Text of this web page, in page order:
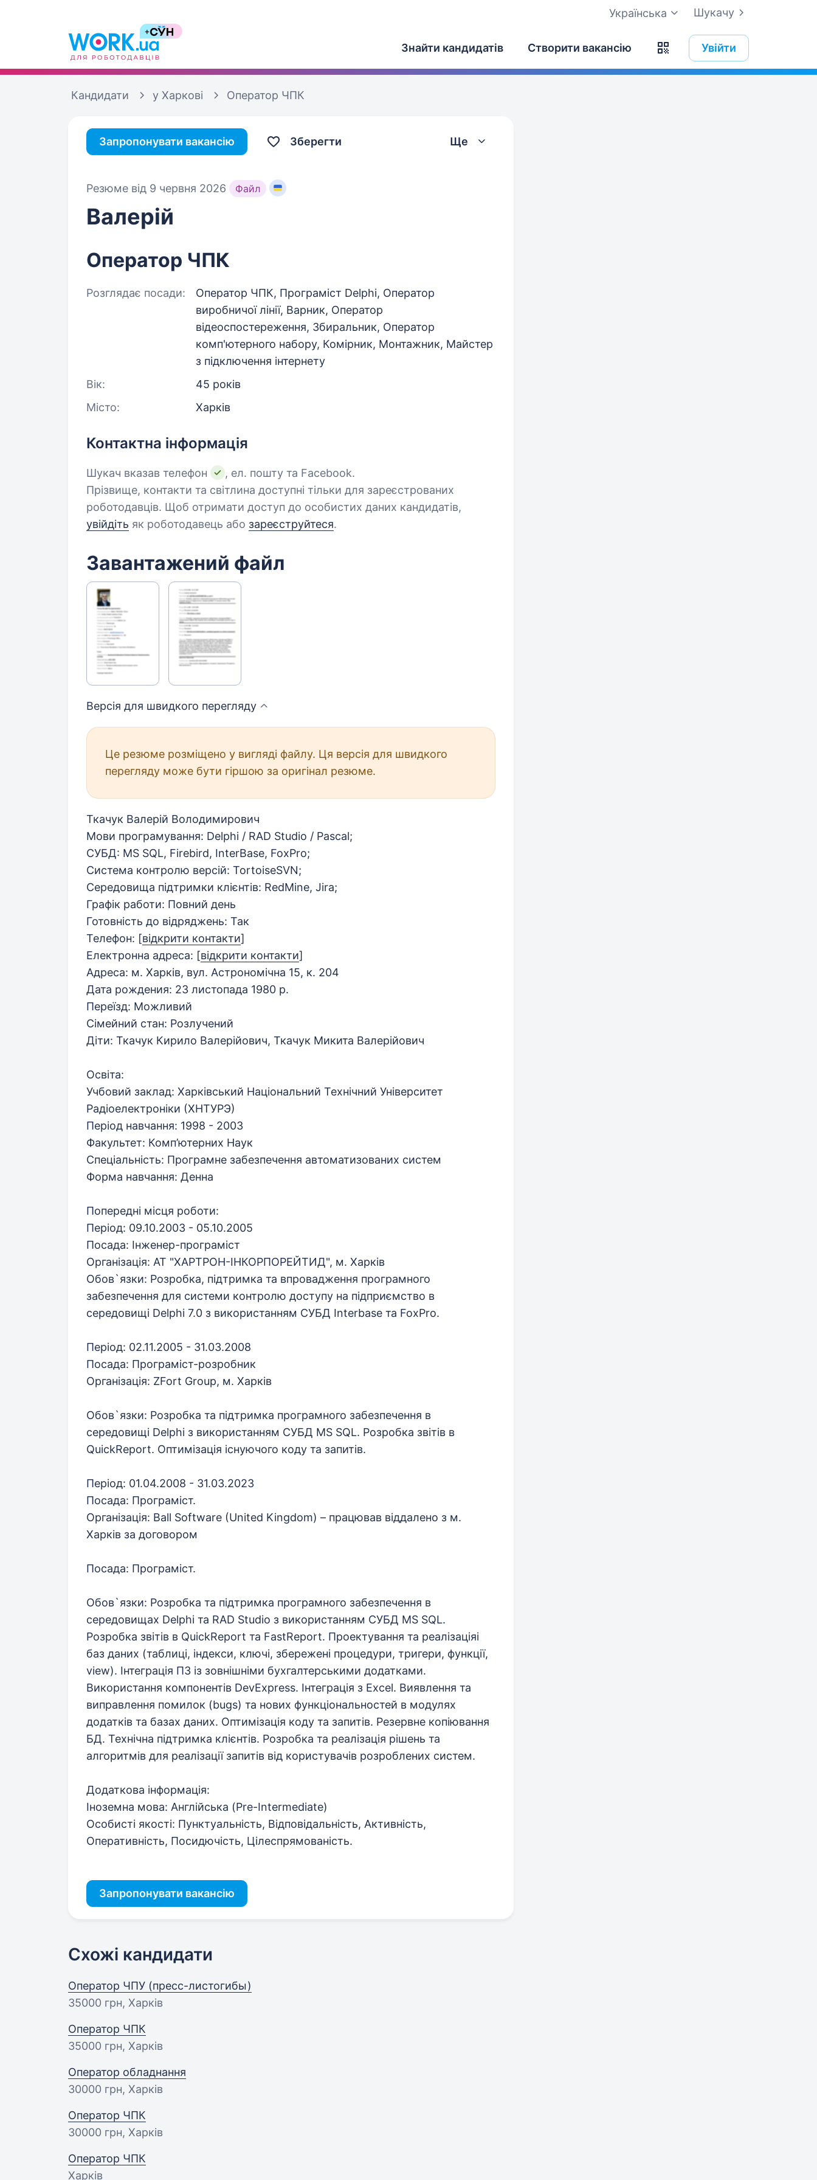
Шукачу
Українська
Знайти кандидатів Створити вакансію Увійти
Кандидати у Харкові Оператор ЧПК
Запропонувати вакансію Зберегти Ще
Резюме від 9 червня 2026 Файл
Валерій
Оператор ЧПК
Розглядає посади:
Оператор ЧПК, Програміст Delphi, Оператор
виробничої лінії, Варник, Оператор
відеоспостереження, Збиральник, Оператор
комп'ютерного набору, Комірник, Монтажник, Майстер
з підключення інтернету
Вік:
45 років
Місто:
Харків
Контактна інформація
Шукач вказав телефон
, ел. пошту та Facebook.
Прізвище, контакти та світлина доступні тільки для зареєстрованих
роботодавців. Щоб отримати доступ до особистих даних кандидатів,
увійдіть як роботодавець або зареєструйтеся.
Завантажений файл
Версія для швидкого перегляду
Це резюме розміщено у вигляді файлу. Ця версія для швидкого
перегляду може бути гіршою за оригінал резюме.
Ткачук Валерій Володимирович
Мови програмування: Delphі / RAD Studio / Pascal;
СУБД: MS SQL, Firebird, InterBase, FoxPro;
Система контролю версій: TortoiseSVN;
Середовища підтримки клієнтів: RedMine, Jira;
Графік работи: Повний день
Готовність до відряджень: Так
Телефон: [відкрити контакти]
Електронна адреса: [відкрити контакти]
Адреса: м. Харків, вул. Астрономічна 15, к. 204
Дата рождения: 23 листопада 1980 р.
Переїзд: Можливий
Сімейний стан: Розлучений
Діти: Ткачук Кирило Валерійович, Ткачук Микита Валерійович
Освіта:
Учбовий заклад: Харківський Національний Технічний Університет
Радіоелектроніки (ХНТУРЭ)
Період навчання: 1998 - 2003
Факультет: Комп’ютерних Наук
Спеціальність: Програмне забезпечення автоматизованих систем
Форма навчання: Денна
Попередні місця роботи:
Період: 09.10.2003 - 05.10.2005
Посада: Інженер-програміст
Організація: АТ "ХАРТРОН-ІНКОРПОРЕЙТИД", м. Харків
Обов`язки: Розробка, підтримка та впровадження програмного
забезпечення для системи контролю доступу на підприємство в
середовищі Delphi 7.0 з використанням СУБД Interbase та FoxPro.
Період: 02.11.2005 - 31.03.2008
Посада: Програміст-розробник
Організація: ZFort Group, м. Харків
Обов`язки: Розробка та підтримка програмного забезпечення в
середовищі Delphi з використанням СУБД MS SQL. Розробка звітів в
QuickReport. Оптимізація існуючого коду та запитів.
Період: 01.04.2008 - 31.03.2023
Посада: Програміст.
Організація: Ball Software (United Kingdom) – працював віддалено з м.
Харків за договором
Посада: Програміст.
Обов`язки: Розробка та підтримка програмного забезпечення в
середовищах Delphi та RAD Studio з використанням СУБД MS SQL.
Розробка звітів в QuickReport та FastReport. Проектування та реалізаціяі
баз даних (таблиці, індекси, ключі, збережені процедури, тригери, функції,
view). Інтеграція ПЗ із зовнішніми бухгалтерськими додатками.
Використання компонентів DevExpress. Інтеграція з Excel. Виявлення та
виправлення помилок (bugs) та нових функціональностей в модулях
додатків та базах даних. Оптимізація коду та запитів. Резервне копіювання
БД. Технічна підтримка клієнтів. Розробка та реалізація рішень та
алгоритмів для реалізації запитів від користувачів розроблених систем.
Додаткова інформація:
Іноземна мова: Англійська (Pre-Intermediate)
Особисті якості: Пунктуальність, Відповідальність, Активність,
Оперативність, Посидючість, Цілеспрямованість.
Запропонувати вакансію
Схожі кандидати
Оператор ЧПУ (пресс-листогибы)
35000 грн, Харків
Оператор ЧПК
35000 грн, Харків
Оператор обладнання
30000 грн, Харків
Оператор ЧПК
30000 грн, Харків
Оператор ЧПК
Харків